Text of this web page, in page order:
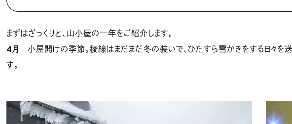
まずはざっくりと、山小屋の一年をご紹介します。
4月
小屋開けの季節。稜線はまだまだ冬の装いで、ひたすら雪かきをする日々を
す。